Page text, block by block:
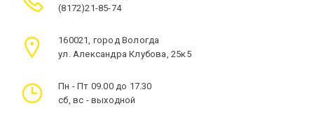
(8172)21-85-74
160021, город Вологда
ул. Александра Клубова, 25к5
Пн - Пт 09.00 до 17.30
сб, вс - выходной